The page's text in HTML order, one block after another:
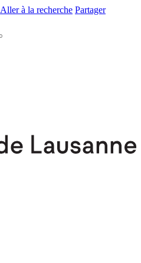
Aller à la recherche Partager